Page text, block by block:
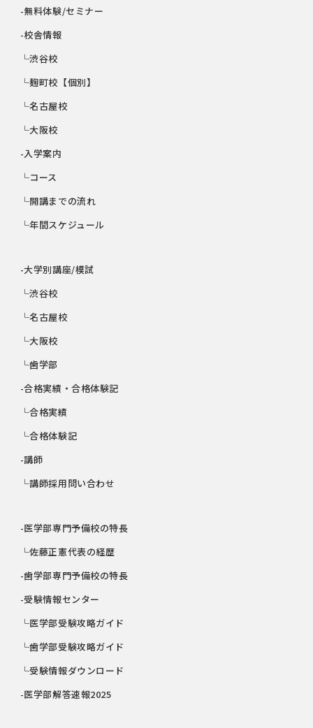
-無料体験/セミナー
-校舎情報
└渋谷校
└麹町校【個別】
└名古屋校
└大阪校
-入学案内
└コース
└開講までの流れ
└年間スケジュール
-大学別講座/模試
└渋谷校
└名古屋校
└大阪校
└歯学部
-合格実績・合格体験記
└合格実績
└合格体験記
-講師
└講師採用問い合わせ
-医学部専門予備校の特長
└佐藤正憲代表の経歴
-歯学部専門予備校の特長
-受験情報センター
└医学部受験攻略ガイド
└歯学部受験攻略ガイド
└受験情報ダウンロード
-医学部解答速報2025